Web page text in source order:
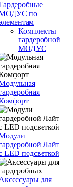
по
Комплекты
гардеробной
МОДУС
Лайт
LED подсветкой
Аксессуары для